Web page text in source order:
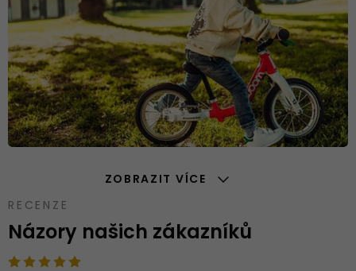
ZOBRAZIT VÍCE
RECENZE
Názory našich zákazníků